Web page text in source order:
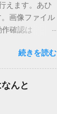
えます。あひ
画像ファイル
確認は
。まだ心配な
能が必要な方
ーが重複登録
す。 mail-
したフォルダ
続きを読む
んと